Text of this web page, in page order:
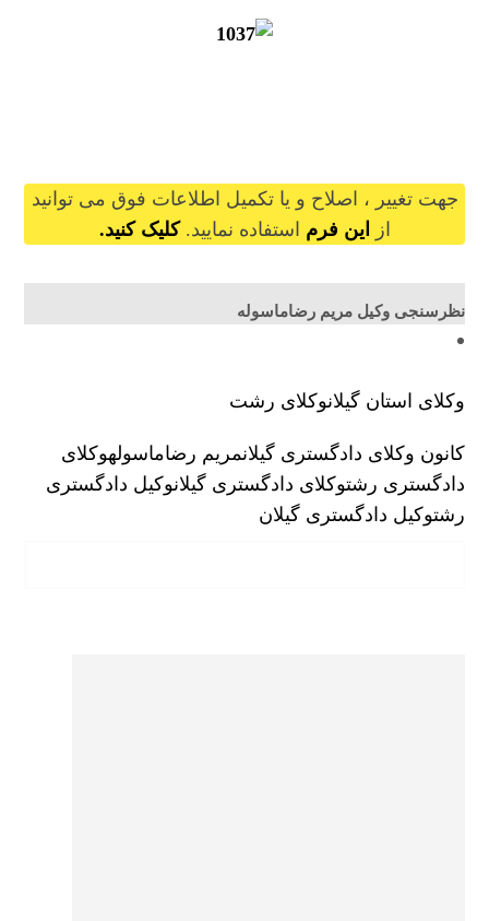
جهت تغییر ، اصلاح و یا تکمیل اطلاعات فوق می توانید
از
این فرم استفاده نمایید. کلیک کنید.
نظرسنجی وکیل مریم رضاماسوله
وکلای استان گیلانوکلای رشت
کانون وکلای دادگستری گیلانمریم رضاماسولهوکلای
دادگستری رشتوکلای دادگستری گیلانوکیل دادگستری
رشتوکیل دادگستری گیلان